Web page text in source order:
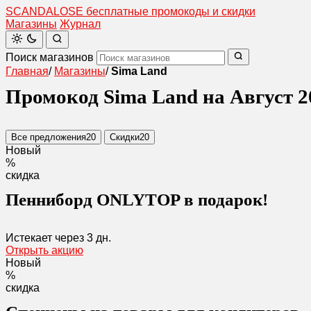
SCANDALOSE бесплатные промокоды и скидки
Магазины Журнал
Поиск магазинов
Главная/ Магазины/ Sima Land
Промокод Sima Land на Август
Все предложения20 Скидки20
Новый
%
скидка
Пенниборд ONLYTOP в подарок!
Истекает через 3 дн.
Открыть акцию
Новый
%
скидка